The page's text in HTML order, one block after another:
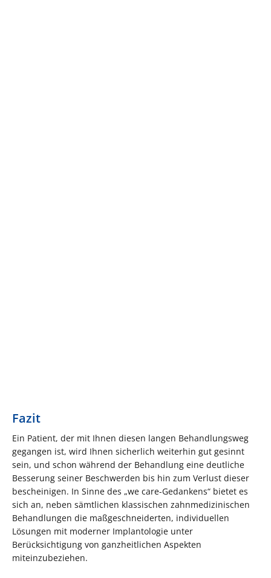
Fazit
Ein Patient, der mit Ihnen diesen langen Behandlungsweg
gegangen ist, wird Ihnen sicherlich weiterhin gut gesinnt
sein, und schon während der Behandlung eine deutliche
Besserung seiner Beschwerden bis hin zum Verlust dieser
bescheinigen. In Sinne des „we care-Gedankens“ bietet es
sich an, neben sämtlichen klassischen zahnmedizinischen
Behandlungen die maßgeschneiderten, individuellen
Lösungen mit moderner Implantologie unter
Berücksichtigung von ganzheitlichen Aspekten
miteinzubeziehen.